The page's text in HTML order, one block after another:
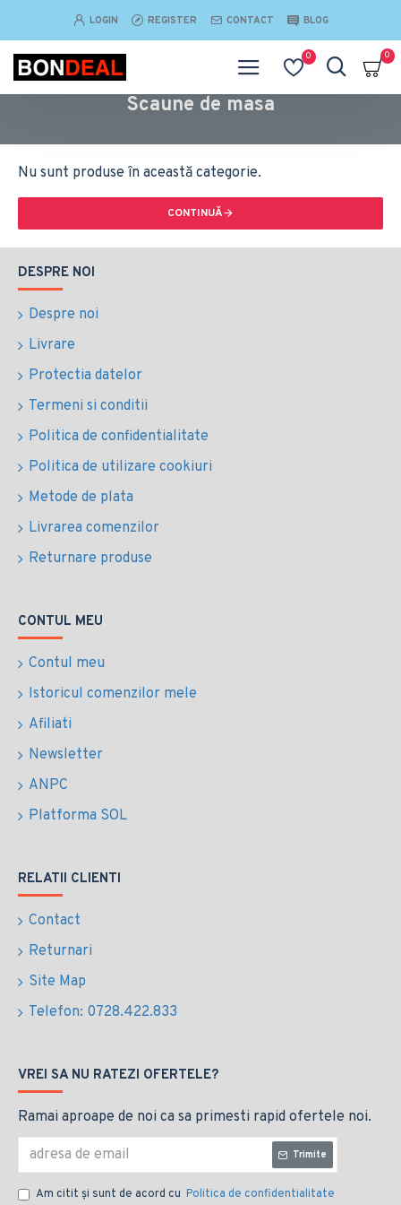
LOGIN REGISTER CONTACT BLOG
0 0
Scaune de masa
Nu sunt produse în această categorie.
CONTINUĂ
DESPRE NOI
Despre noi
Livrare
Protectia datelor
Termeni si conditii
Politica de confidentialitate
Politica de utilizare cookiuri
Metode de plata
Livrarea comenzilor
Returnare produse
CONTUL MEU
Contul meu
Istoricul comenzilor mele
Afiliati
Newsletter
ANPC
Platforma SOL
RELATII CLIENTI
Contact
Returnari
Site Map
Telefon: 0728.422.833
VREI SA NU RATEZI OFERTELE?
Ramai aproape de noi ca sa primesti rapid ofertele noi.
Trimite
Am citit şi sunt de acord cu Politica de confidentialitate